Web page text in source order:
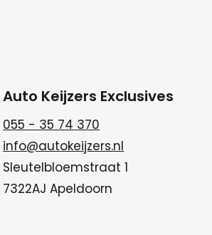
Auto Keijzers Exclusives
055 - 35 74 370
info@autokeijzers.nl
Sleutelbloemstraat 1
7322AJ Apeldoorn